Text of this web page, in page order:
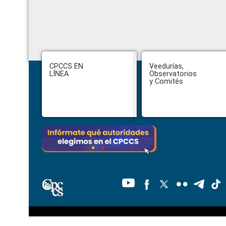
Footer
CPCCS EN
LÍNEA
Veedurías,
Observatorios
y Comités